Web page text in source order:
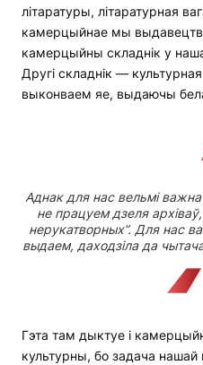
літаратуры, літаратурная
камерцыйнае мы
камерцыйны складнік у
Другі складнік —
выконваем яе, выдаючы
Аднак для нас вельмі
не працуем дзеля
нерукатворных”. Для нас
выдаем, даходзіла да
Гэта там дыктуе і
культурны, бо задача нашай